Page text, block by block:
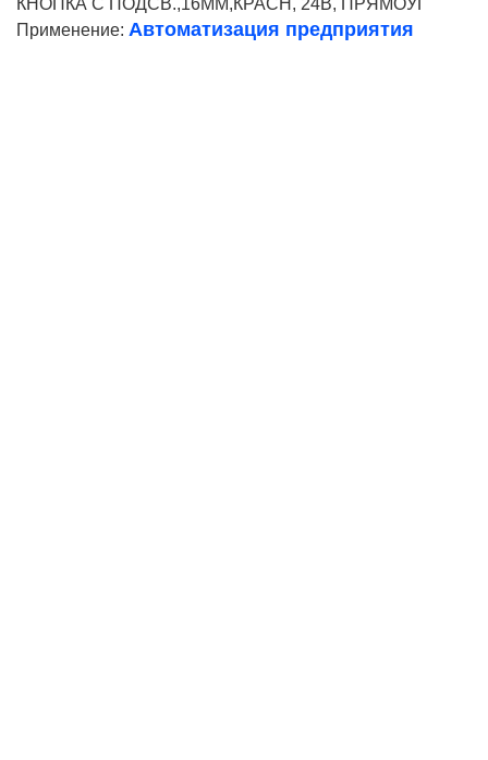
КНОПКА С ПОДСВ.,16ММ,КРАСН, 24В, ПРЯМОУГ
Применение: Автоматизация предприятия
Ваше имя